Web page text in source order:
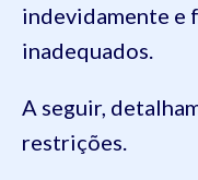
indevidamente e
inadequados.
A seguir,
restrições.